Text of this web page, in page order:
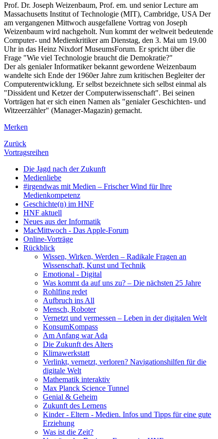
Prof. Dr. Joseph Weizenbaum, Prof. em. und senior Lecture am
Massachusetts Institut of Technologie (MIT), Cambridge, USA Der
am vergangenen Mittwoch ausgefallene Vortrag von Joseph
Weizenbaum wird nachgeholt. Nun kommt der weltweit bedeutende
Computer- und Medienkritiker am Dienstag, den 3. Mai um 19.00
Uhr in das Heinz Nixdorf MuseumsForum. Er spricht über die
Frage "Wie viel Technologie braucht die Demokratie?"
Der als genialer Informatiker bekannt gewordene Weizenbaum
wandelte sich Ende der 1960er Jahre zum kritischen Begleiter der
Computerentwicklung. Er selbst bezeichnete sich selbst einmal als
"Dissident und Ketzer der Computerwissenschaft". Bei seinen
Vorträgen hat er sich einen Namen als "genialer Geschichten- und
Witzeerzähler" (Manager-Magazin) gemacht.
Merken
Zurück
Vortragsreihen
Die Jagd nach der Zukunft
Medienliebe
#irgendwas mit Medien – Frischer Wind für Ihre
Medienkompetenz
Geschichte(n) im HNF
HNF aktuell
Neues aus der Informatik
MacMittwoch - Das Apple-Forum
Online-Vorträge
Rückblick
Wissen, Wirken, Werden – Radikale Fragen an
Wissenschaft, Kunst und Technik
Emotional - Digital
Was kommt da auf uns zu? – Die nächsten 25 Jahre
Rohlfing redet
Aufbruch ins All
Mensch, Roboter
Vernetzt und vermessen – Leben in der digitalen Welt
KonsumKompass
Am Anfang war Ada
Die Zukunft des Alters
Klimawerkstatt
Verlinkt, vernetzt, verloren? Navigationshilfen für die
digitale Welt
Mathematik interaktiv
Max Planck Science Tunnel
Genial & Geheim
Zukunft des Lernens
Kinder - Eltern - Medien. Infos und Tipps für eine gute
Erziehung
Was ist die Zeit?